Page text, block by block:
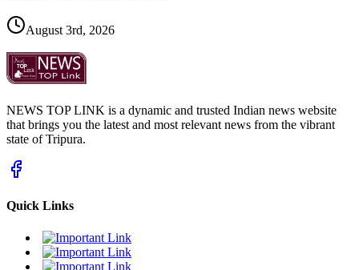
August 3rd, 2026
NEWS TOP LINK is a dynamic and trusted Indian news website
that brings you the latest and most relevant news from the vibrant
state of Tripura.
Quick Links